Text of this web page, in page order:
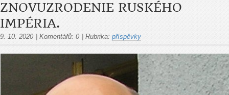
ZNOVUZRODENIE RUSKÉHO
IMPÉRIA.
9. 10. 2020 Komentářů: 0 Rubrika: příspěvky